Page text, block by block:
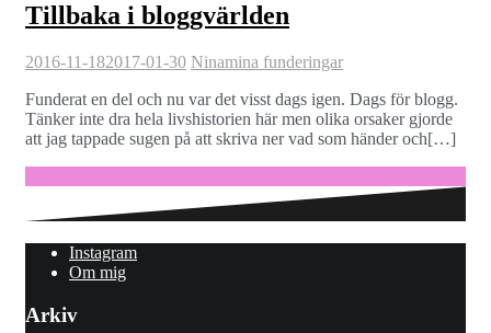
Tillbaka i bloggvärlden
2016-11-182017-01-30 Ninamina funderingar
Funderat en del och nu var det visst dags igen. Dags för blogg.
Tänker inte dra hela livshistorien här men olika orsaker gjorde
att jag tappade sugen på att skriva ner vad som händer och[…]
Instagram
Om mig
Arkiv